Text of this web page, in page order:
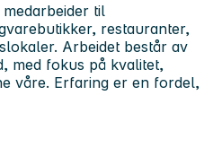
til
restauranter,
Arbeidet består av
med fokus på kvalitet,
våre. Erfaring er en fordel,